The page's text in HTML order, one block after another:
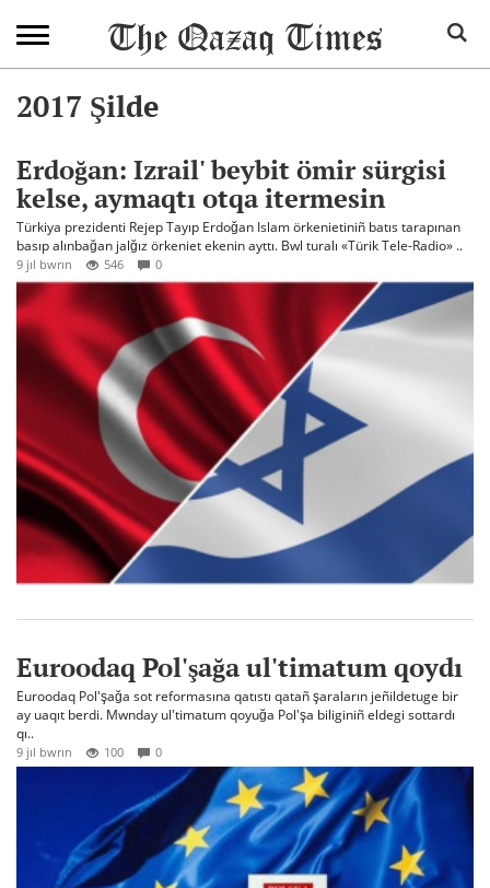
2017 Şilde
Erdoğan: Izrail' beybit ömir sürgisi
kelse, aymaqtı otqa itermesin
Türkiya prezidenti Rejep Tayıp Erdoğan Islam örkenietiniñ batıs tarapınan
basıp alınbağan jalğız örkeniet ekenin ayttı. Bwl turalı «Türik Tele-Radio» ..
9 jıl bwrın 546 0
Euroodaq Pol'şağa ul'timatum qoydı
Euroodaq Pol'şağa sot reformasına qatıstı qatañ şaraların jeñildetuge bir
ay uaqıt berdi. Mwnday ul'timatum qoyuğa Pol'şa biliginiñ eldegi sottardı
qı..
9 jıl bwrın 100 0